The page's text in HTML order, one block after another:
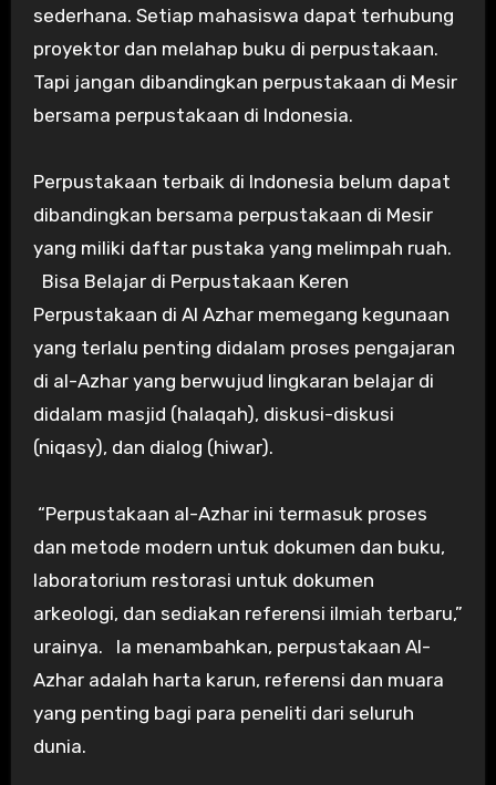
sederhana. Setiap mahasiswa dapat terhubung
proyektor dan melahap buku di perpustakaan.
Tapi jangan dibandingkan perpustakaan di Mesir
bersama perpustakaan di Indonesia.
Perpustakaan terbaik di Indonesia belum dapat
dibandingkan bersama perpustakaan di Mesir
yang miliki daftar pustaka yang melimpah ruah.
Bisa Belajar di Perpustakaan Keren
Perpustakaan di Al Azhar memegang kegunaan
yang terlalu penting didalam proses pengajaran
di al-Azhar yang berwujud lingkaran belajar di
didalam masjid (halaqah), diskusi-diskusi
(niqasy), dan dialog (hiwar).
“Perpustakaan al-Azhar ini termasuk proses
dan metode modern untuk dokumen dan buku,
laboratorium restorasi untuk dokumen
arkeologi, dan sediakan referensi ilmiah terbaru,”
urainya. Ia menambahkan, perpustakaan Al-
Azhar adalah harta karun, referensi dan muara
yang penting bagi para peneliti dari seluruh
dunia.